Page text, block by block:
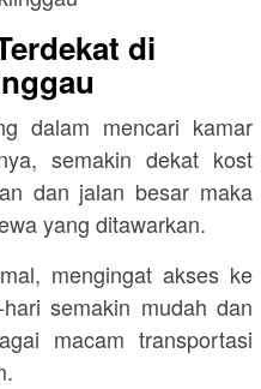
di
dalam mencari kamar
semakin dekat kost
dan jalan besar maka
yang ditawarkan.
mengingat akses ke
semakin mudah dan
macam transportasi